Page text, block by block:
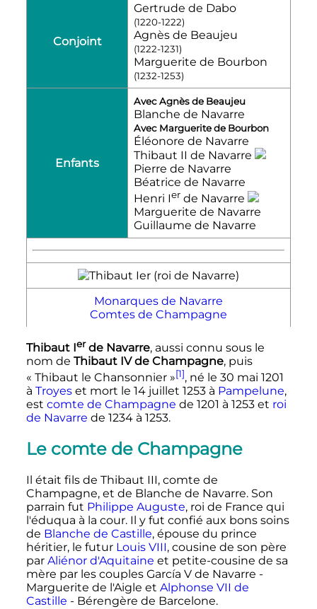
Conjoint
Gertrude de Dabo
(1220-1222)
Agnès de Beaujeu
(1222-1231)
Marguerite de Bourbon
(1232-1253)
Enfants
Avec Agnès de Beaujeu
Blanche de Navarre
Avec Marguerite de Bourbon
Éléonore de Navarre
Thibaut II de Navarre
Pierre de Navarre
Béatrice de Navarre
Henri Ier de Navarre
Marguerite de Navarre
Guillaume de Navarre
Monarques de Navarre
Comtes de Champagne
Thibaut Ierde Navarre, aussi connu sous le
nom de Thibaut IVde Champagne, puis
« Thibaut le Chansonnier »[1], né le 30 mai 1201
à Troyeset mort le 14 juillet 1253à Pampelune,
est comte de Champagne de 1201 à 1253 et roi
de Navarre de 1234 à 1253.
Le comte de Champagne
Il était fils de Thibaut III, comte de
Champagne, et de Blanche de Navarre. Son
parrain fut Philippe Auguste, roi de France qui
l'éduqua à la cour. Il y fut confié aux bons soins
de Blanche de Castille, épouse du prince
héritier, le futur Louis VIII, cousine de son père
par Aliénor d'Aquitaine et petite-cousine de sa
mère par les couples García Vde Navarre -
Marguerite de l'Aigle et Alphonse VII de
Castille - Bérengère de Barcelone.